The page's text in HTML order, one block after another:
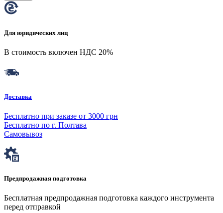
Для юридических лиц
В стоимость включен НДС 20%
Доставка
Бесплатно при заказе от 3000 грн
Бесплатно по г. Полтава
Самовывоз
Предпродажная подготовка
Бесплатная предпродажная подготовка каждого инструмента
перед отправкой